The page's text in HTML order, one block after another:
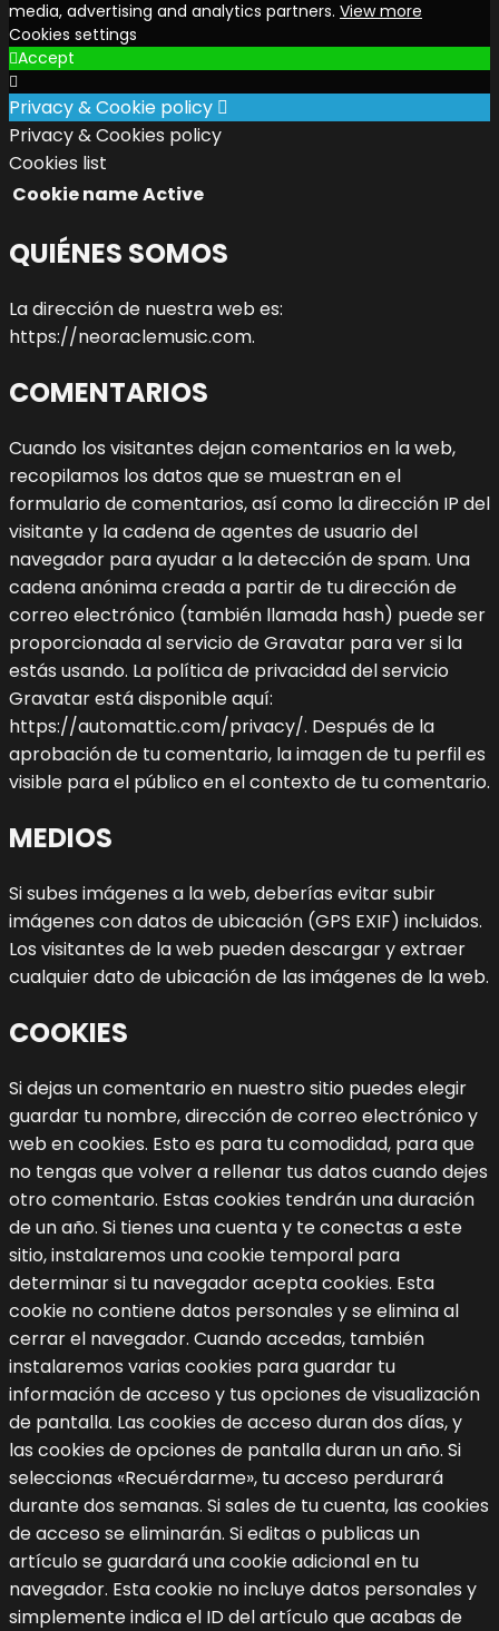
media, advertising and analytics partners. View more
Cookies settings
Accept
Privacy & Cookie policy
Privacy & Cookies policy
Cookies list
Cookie nameActive
QUIÉNES SOMOS
La dirección de nuestra web es:
https://neoraclemusic.com.
COMENTARIOS
Cuando los visitantes dejan comentarios en la web,
recopilamos los datos que se muestran en el
formulario de comentarios, así como la dirección IP del
visitante y la cadena de agentes de usuario del
navegador para ayudar a la detección de spam. Una
cadena anónima creada a partir de tu dirección de
correo electrónico (también llamada hash) puede ser
proporcionada al servicio de Gravatar para ver si la
estás usando. La política de privacidad del servicio
Gravatar está disponible aquí:
https://automattic.com/privacy/. Después de la
aprobación de tu comentario, la imagen de tu perfil es
visible para el público en el contexto de tu comentario.
MEDIOS
Si subes imágenes a la web, deberías evitar subir
imágenes con datos de ubicación (GPS EXIF) incluidos.
Los visitantes de la web pueden descargar y extraer
cualquier dato de ubicación de las imágenes de la web.
COOKIES
Si dejas un comentario en nuestro sitio puedes elegir
guardar tu nombre, dirección de correo electrónico y
web en cookies. Esto es para tu comodidad, para que
no tengas que volver a rellenar tus datos cuando dejes
otro comentario. Estas cookies tendrán una duración
de un año. Si tienes una cuenta y te conectas a este
sitio, instalaremos una cookie temporal para
determinar si tu navegador acepta cookies. Esta
cookie no contiene datos personales y se elimina al
cerrar el navegador. Cuando accedas, también
instalaremos varias cookies para guardar tu
información de acceso y tus opciones de visualización
de pantalla. Las cookies de acceso duran dos días, y
las cookies de opciones de pantalla duran un año. Si
seleccionas «Recuérdarme», tu acceso perdurará
durante dos semanas. Si sales de tu cuenta, las cookies
de acceso se eliminarán. Si editas o publicas un
artículo se guardará una cookie adicional en tu
navegador. Esta cookie no incluye datos personales y
simplemente indica el ID del artículo que acabas de